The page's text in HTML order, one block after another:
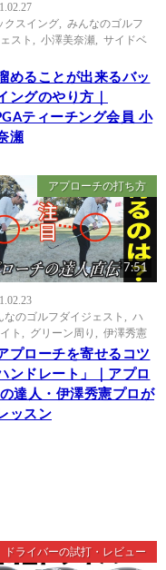
クスイング
みんなのゴルフ
スト
小澤美奈瀬
サイドベ
めることが出来るバッ
ングのやり方｜
ティーチング会員 小
瀬
アプローチの打ち方
7:51
なのゴルフダイジェスト
ハ
ト
グリーン周り 伊澤秀憲
プローチを寄せるコツ
ンドレート」｜アプロ
達人・伊澤秀憲プロが
ッスン
ドライバーの試打・レビュー